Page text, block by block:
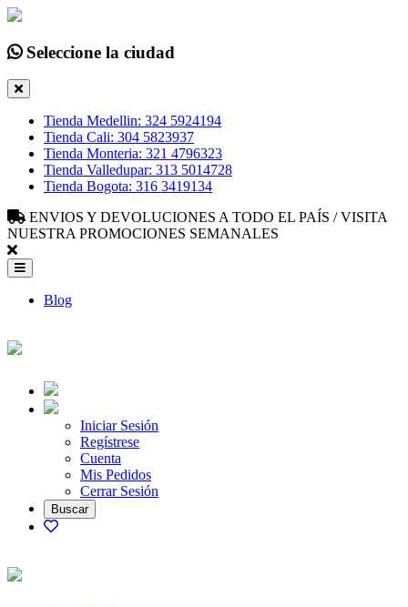
Seleccione la ciudad
Tienda Medellin: 324 5924194
Tienda Cali: 304 5823937
Tienda Monteria: 321 4796323
Tienda Valledupar: 313 5014728
Tienda Bogota: 316 3419134
ENVIOS Y DEVOLUCIONES A TODO EL PAÍS / VISITA
NUESTRA PROMOCIONES SEMANALES
Blog
Iniciar Sesión
Regístrese
Cuenta
Mis Pedidos
Cerrar Sesión